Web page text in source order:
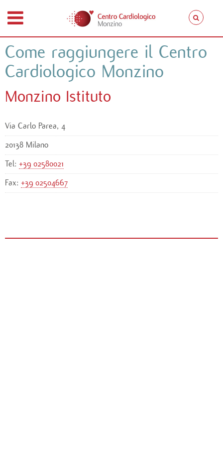
Come raggiungere il Centro
Cardiologico Monzino
Monzino Istituto
Via Carlo Parea, 4
20138 Milano
Tel: +39 02580021
Fax: +39 02504667